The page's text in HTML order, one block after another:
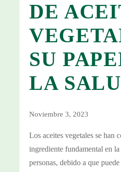
DE
SU
LA
Noviembre 3, 2023
Los aceites vegetales se han
ingrediente fundamental en
personas, debido a que